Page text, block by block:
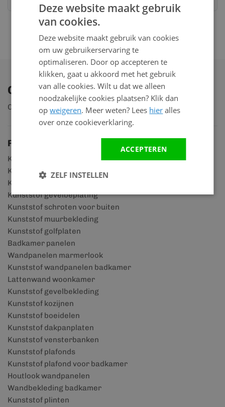
Ontdek ons assortiment
Ontdek ruim 2.000 producten
Productgroepen
Kunststof rabatdelen
Kunststof scheidingswanden
Kunststof gevelpanelen
Kunststof gevelbeplating
Kunststof schroten voor buiten
Kunststof muurbekleding
Kunststof golfplaten
Badkamer panelen
Wandpanelen marmerlook
Kunststof wandpanelen badkamer
Lattenwand woonkamer
Kunststof gevelbekleding
Kunststof kozijnen
Kunststof boeidelen
Kunststof dakpanplaten
Kunststof vensterbanken
Kunststof plafonds
Kunststof plafond voor badkamer
Houtlook wandpanelen
Wandbekleding badkamer
Kunststof plinten
Deze website maakt gebruik
van cookies.
Deze website maakt gebruik van cookies
om uw gebruikerservaring te
optimaliseren. Door op accepteren te
klikken, gaat u akkoord met het gebruik
van alle cookies. Wilt u dat we alleen
noodzakelijke cookies plaatsen? Klik dan
opweigeren. Meer weten? Lees hier alles
over onze cookieverklaring.
ACCEPTEREN
ZELF INSTELLEN